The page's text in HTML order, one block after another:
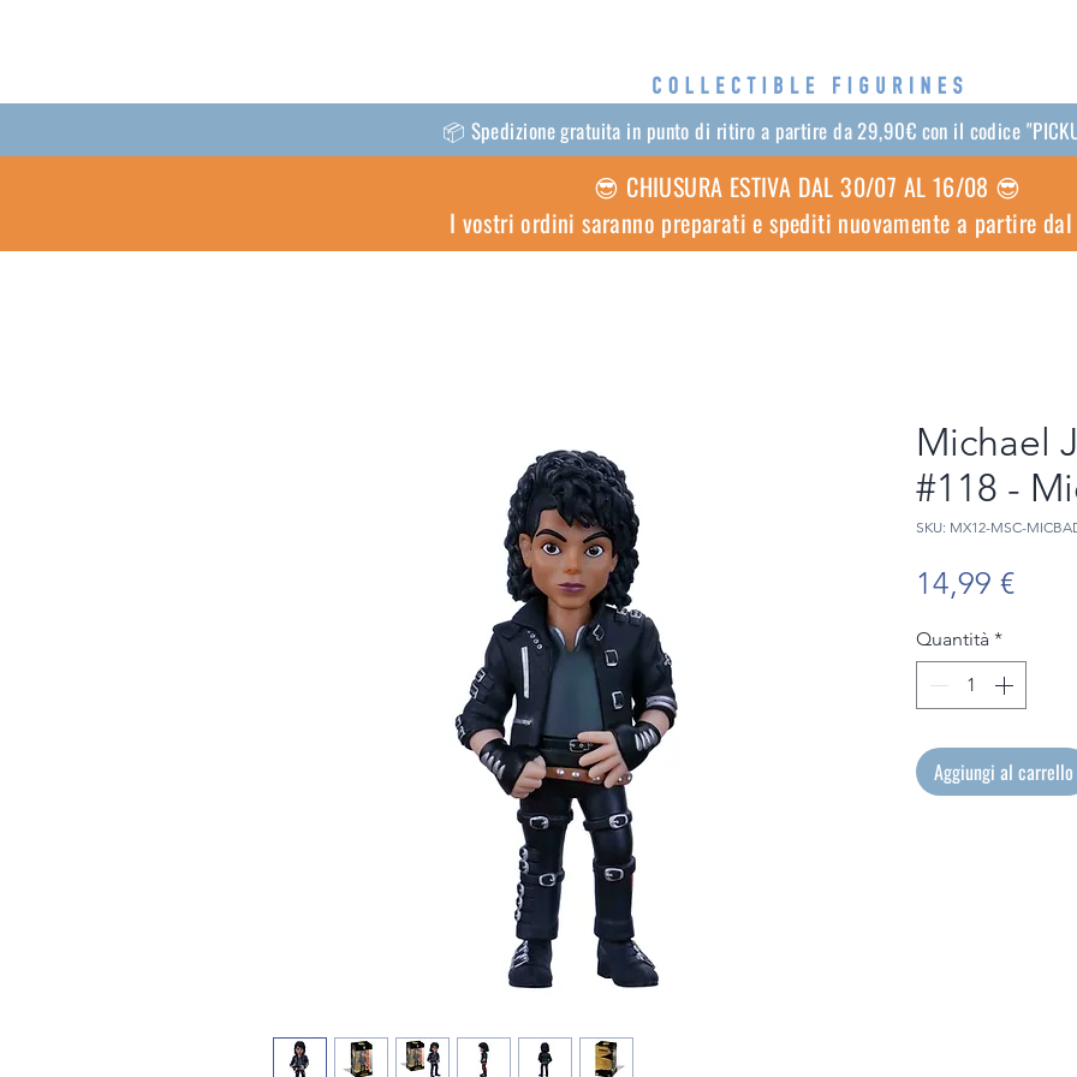
📦 Spedizione gratuita in punto di ritiro a partire da 29,90€ con il codice
😎 CHIUSURA ESTIVA DAL 30/07 AL 16/08 😎
I vostri ordini saranno preparati e spediti nuovamente a partire
Michael
#118 -
SKU: MX12-MSC-
14,99 €
Quantità *
Aggiungi al carrello